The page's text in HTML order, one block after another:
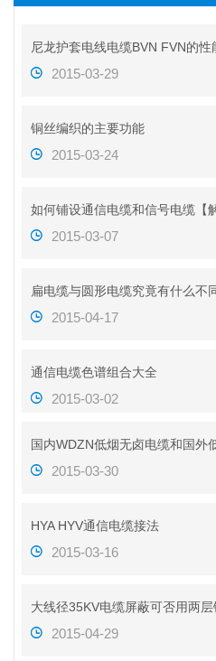
尼龙护套电线电缆BVN FVN的性
2015-03-29
铜丝编织的主要功能
2015-03-24
2015-03-07
扁电缆与圆形电缆究竟有什么不
2015-04-17
通信电缆色谱组合大全
2015-03-02
2015-03-30
HYA HYV通信电缆接法
2015-03-16
2015-04-29